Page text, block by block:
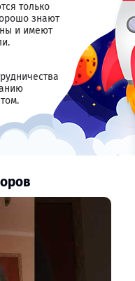
только
знают
и имеют